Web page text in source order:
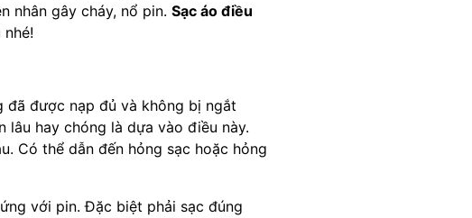
nhân gây cháy, nổ pin. Sạc áo điều
đã được nạp đủ và không bị ngắt
lâu hay chóng là dựa vào điều này.
Có thể dẫn đến hỏng sạc hoặc hỏng
với pin. Đặc biệt phải sạc đúng